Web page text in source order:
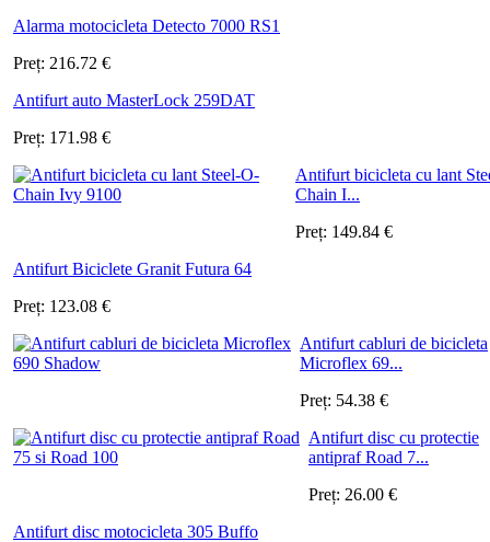
Alarma motocicleta Detecto 7000 RS1
Preț: 216.72 €
Antifurt auto MasterLock 259DAT
Preț: 171.98 €
Antifurt bicicleta cu lant
Chain I...
Preț: 149.84 €
Antifurt Biciclete Granit Futura 64
Preț: 123.08 €
Antifurt cabluri de bicicleta
Microflex 69...
Preț: 54.38 €
Antifurt disc cu protectie
antipraf Road 7...
Preț: 26.00 €
Antifurt disc motocicleta 305 Buffo